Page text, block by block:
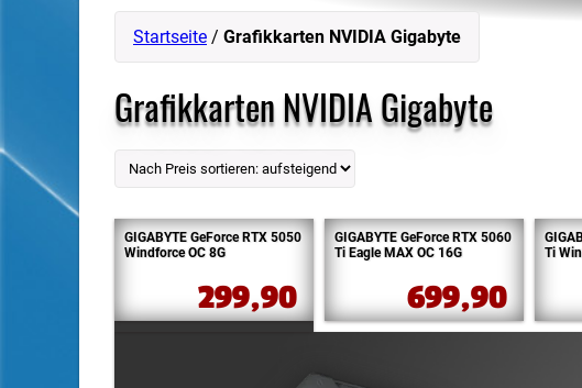
Startseite / Grafikkarten NVIDIA Gigabyte
Grafikkarten NVIDIA Gigabyte
GIGABYTE GeForce RTX 5050
Windforce OC 8G
299,90
GIGABYTE GeForce RTX 5060
Ti Eagle MAX OC 16G
699,90
Ti